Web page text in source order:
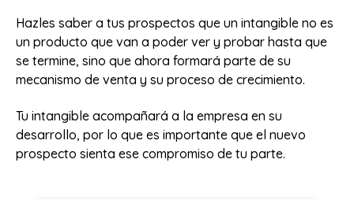
Hazles saber a tus prospectos que un intangible no es
un producto que van a poder ver y probar hasta que
se termine, sino que ahora formará parte de su
mecanismo de venta y su proceso de crecimiento.
Tu intangible acompañará a la empresa en su
desarrollo, por lo que es importante que el nuevo
prospecto sienta ese compromiso de tu parte.